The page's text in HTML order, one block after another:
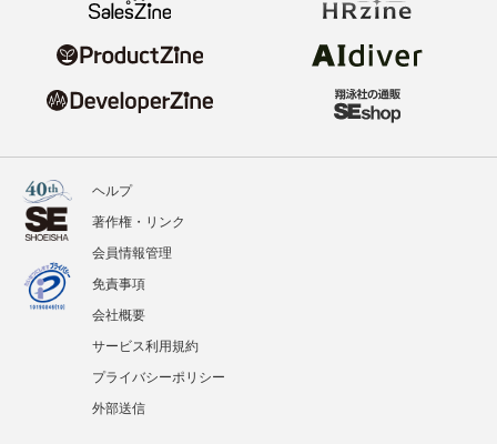
ヘルプ
著作権・リンク
会員情報管理
免責事項
会社概要
サービス利用規約
プライバシーポリシー
外部送信